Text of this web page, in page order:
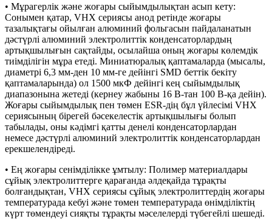
• Мұрагерлік және жоғары сыйымдылықтан асып кету:
Сонымен қатар, VHX сериясы анод ретінде жоғары
тазалықтағы ойылған алюминий фольгасын пайдаланатын
дәстүрлі алюминий электролиттік конденсаторлардың
артықшылығын сақтайды, осылайша оның жоғары көлемдік
тиімділігін мұра етеді. Миниатюралық қаптамаларда (мысалы,
диаметрі 6,3 мм-ден 10 мм-ге дейінгі SMD беттік бекіту
қаптамаларында) ол 1500 мкФ дейінгі кең сыйымдылық
диапазонына жетеді (кернеу жабыны 16 В-тан 100 В-қа дейін).
Жоғары сыйымдылық пен төмен ESR-дің бұл үйлесімі VHX
сериясының бірегей бәсекелестік артықшылығы болып
табылады, оны кәдімгі қатты денелі конденсаторлардан
немесе дәстүрлі алюминий электролиттік конденсаторлардан
ерекшелендіреді.
• Ең жоғары сенімділікке ұмтылу: Полимер материалдары
сұйық электролиттерге қарағанда әлдеқайда тұрақты
болғандықтан, VHX сериясы сұйық электролиттердің жоғары
температурада кебуі және төмен температурада өнімділіктің
күрт төмендеуі сияқты тұрақты мәселелерді түбегейлі шешеді.